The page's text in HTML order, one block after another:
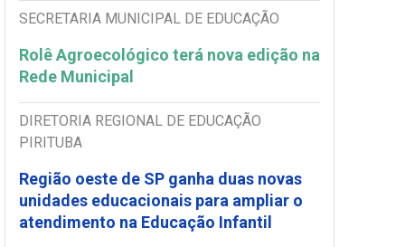
SECRETARIA MUNICIPAL DE EDUCAÇÃO
Rolê Agroecológico terá nova edição na
Rede Municipal
DIRETORIA REGIONAL DE EDUCAÇÃO
PIRITUBA
Região oeste de SP ganha duas novas
unidades educacionais para ampliar o
atendimento na Educação Infantil